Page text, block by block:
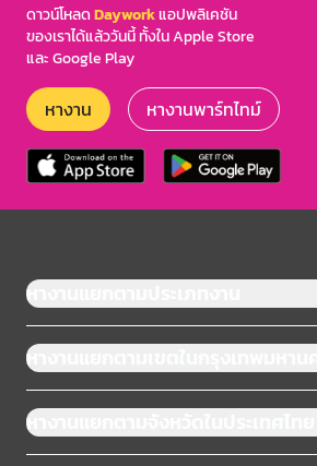
ดาวน์โหลดDayworkแอปพลิเคชัน
ของเราได้แล้ววันนี้ ทั้งใน Apple Store
และ Google Play
หางาน หางานพาร์ทไทม์
หางานแยกตามประเภทงาน
หางานแยกตามเขตในกรุงเทพมหานคร
หางานแยกตามจังหวัดในประเทศไทย